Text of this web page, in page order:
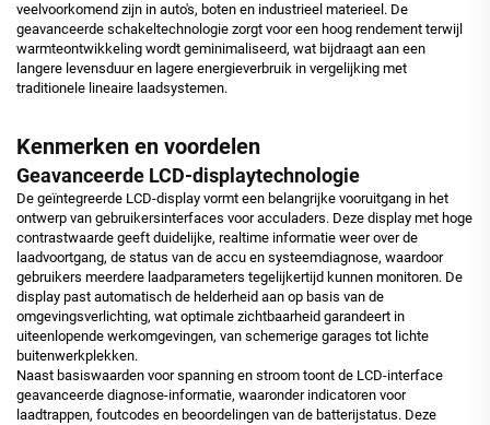
veelvoorkomend zijn in auto's, boten en industrieel materieel. De
geavanceerde schakeltechnologie zorgt voor een hoog rendement terwijl
warmteontwikkeling wordt geminimaliseerd, wat bijdraagt aan een
langere levensduur en lagere energieverbruik in vergelijking met
traditionele lineaire laadsystemen.
Kenmerken en voordelen
Geavanceerde LCD-displaytechnologie
De geïntegreerde LCD-display vormt een belangrijke vooruitgang in het
ontwerp van gebruikersinterfaces voor acculaders. Deze display met hoge
contrastwaarde geeft duidelijke, realtime informatie weer over de
laadvoortgang, de status van de accu en systeemdiagnose, waardoor
gebruikers meerdere laadparameters tegelijkertijd kunnen monitoren. De
display past automatisch de helderheid aan op basis van de
omgevingsverlichting, wat optimale zichtbaarheid garandeert in
uiteenlopende werkomgevingen, van schemerige garages tot lichte
buitenwerkplekken.
Naast basiswaarden voor spanning en stroom toont de LCD-interface
geavanceerde diagnose-informatie, waaronder indicatoren voor
laadtrappen, foutcodes en beoordelingen van de batterijstatus. Deze